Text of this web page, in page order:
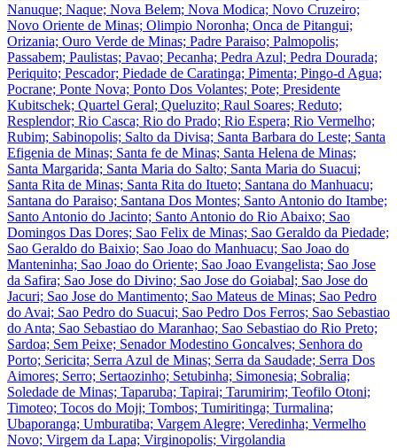
Nanuque; Naque; Nova Belem; Nova Modica; Novo Cruzeiro;
Novo Oriente de Minas; Olimpio Noronha; Onca de Pitangui;
Orizania; Ouro Verde de Minas; Padre Paraiso; Palmopolis;
Passabem; Paulistas; Pavao; Pecanha; Pedra Azul; Pedra Dourada;
Periquito; Pescador; Piedade de Caratinga; Pimenta; Pingo-d Agua;
Pocrane; Ponte Nova; Ponto Dos Volantes; Pote; Presidente
Kubitschek; Quartel Geral; Queluzito; Raul Soares; Reduto;
Resplendor; Rio Casca; Rio do Prado; Rio Espera; Rio Vermelho;
Rubim; Sabinopolis; Salto da Divisa; Santa Barbara do Leste; Santa
Efigenia de Minas; Santa fe de Minas; Santa Helena de Minas;
Santa Margarida; Santa Maria do Salto; Santa Maria do Suacui;
Santa Rita de Minas; Santa Rita do Itueto; Santana do Manhuacu;
Santana do Paraiso; Santana Dos Montes; Santo Antonio do Itambe;
Santo Antonio do Jacinto; Santo Antonio do Rio Abaixo; Sao
Domingos Das Dores; Sao Felix de Minas; Sao Geraldo da Piedade;
Sao Geraldo do Baixio; Sao Joao do Manhuacu; Sao Joao do
Manteninha; Sao Joao do Oriente; Sao Joao Evangelista; Sao Jose
da Safira; Sao Jose do Divino; Sao Jose do Goiabal; Sao Jose do
Jacuri; Sao Jose do Mantimento; Sao Mateus de Minas; Sao Pedro
do Avai; Sao Pedro do Suacui; Sao Pedro Dos Ferros; Sao Sebastiao
do Anta; Sao Sebastiao do Maranhao; Sao Sebastiao do Rio Preto;
Sardoa; Sem Peixe; Senador Modestino Goncalves; Senhora do
Porto; Sericita; Serra Azul de Minas; Serra da Saudade; Serra Dos
Aimores; Serro; Sertaozinho; Setubinha; Simonesia; Sobralia;
Soledade de Minas; Taparuba; Tapirai; Tarumirim; Teofilo Otoni;
Timoteo; Tocos do Moji; Tombos; Tumiritinga; Turmalina;
Ubaporanga; Umburatiba; Vargem Alegre; Veredinha; Vermelho
Novo; Virgem da Lapa; Virginopolis; Virgolandia